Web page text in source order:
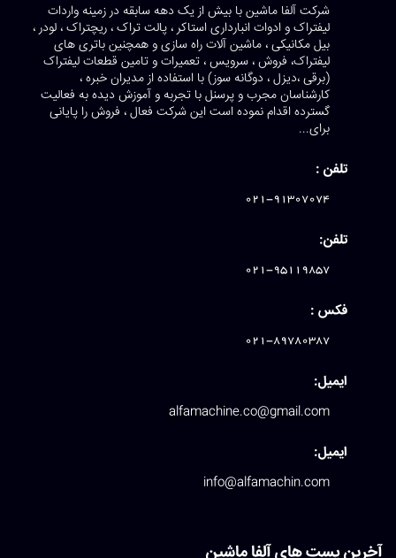
شرکت آلفا ماشین با بیش از یک دهه سابقه در زمینه واردات
لیفتراک و ادوات انبارداری استاکر ، پالت تراک ، ریچتراک ، لودر ،
بیل مکانیکی ، ماشین آلات راه سازی و همچنین باتری های
لیفتراک، فروش ، سرویس ، تعمیرات و تامین قطعات لیفتراک
(برقی ،دیزل ، دوگانه سوز) با استفاده از مدیران خبره ،
کارشناسان مجرب و پرسنل با تجربه و آموزش دیده به فعالیت
گسترده اقدام نموده است این شرکت فعال ، فروش را پایانی
برای...
تلفن :
021-91307074
تلفن:
021-95119857
فکس :
021-89780387
ایمیل:
alfamachine.co@gmail.com
ایمیل:
info@alfamachin.com